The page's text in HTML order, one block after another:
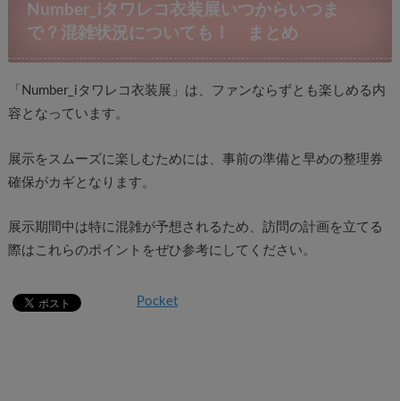
Number_iタワレコ衣装展いつからいつま
で？混雑状況についても！ まとめ
「Number_iタワレコ衣装展」は、ファンならずとも楽しめる内
容となっています。
展示をスムーズに楽しむためには、事前の準備と早めの整理券
確保がカギとなります。
展示期間中は特に混雑が予想されるため、訪問の計画を立てる
際はこれらのポイントをぜひ参考にしてください。
Pocket